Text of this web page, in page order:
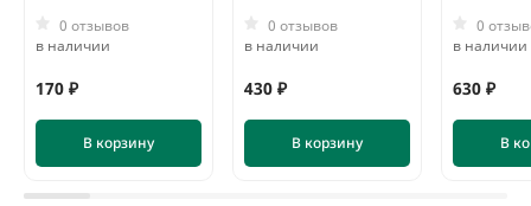
0 отзывов
в наличии
170 ₽
В корзину
0 отзывов
в наличии
430 ₽
В корзину
0
в наличии
630 ₽
В